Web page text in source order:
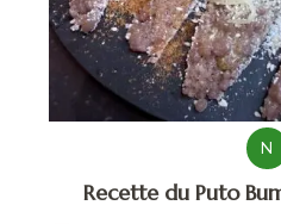
N
Recette du Puto